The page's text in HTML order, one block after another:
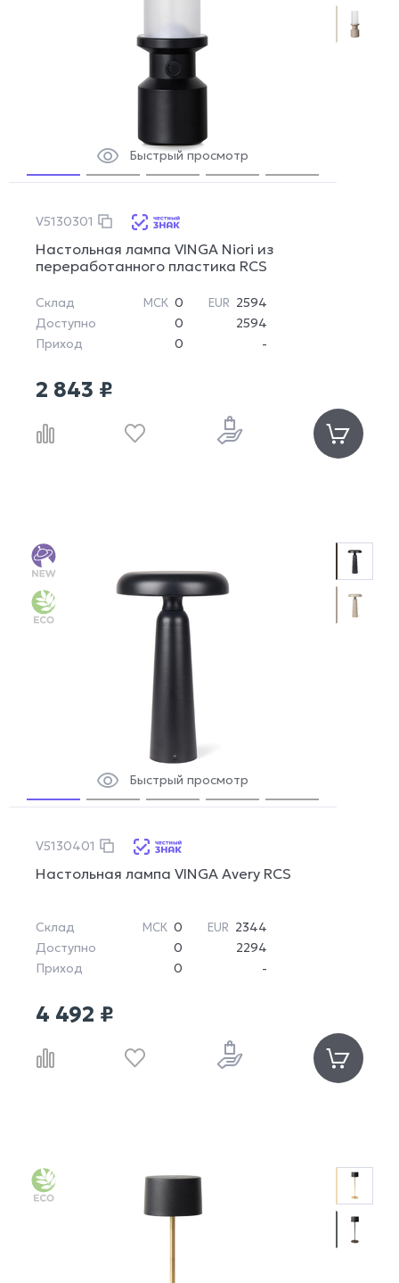
Быстрый просмотр
V5130301
Настольная лампа VINGA Niori из
переработанного пластика RCS
Склад МСК 0 EUR 2594
Доступно
0
2594
Приход
0 -
2 843 ₽
Быстрый просмотр
V5130401
Настольная лампа VINGA Avery RCS
Склад МСК 0 EUR 2344
Доступно
0
2294
Приход
0 -
4 492 ₽